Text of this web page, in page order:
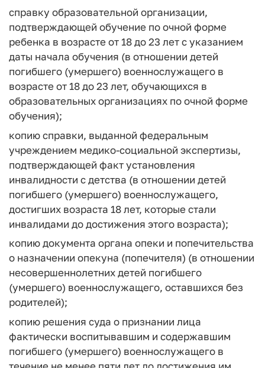
справку образовательной организации,
подтверждающей обучение по очной форме
ребенка в возрасте от 18 до 23 лет с указанием
даты начала обучения (в отношении детей
погибшего (умершего) военнослужащего в
возрасте от 18 до 23 лет, обучающихся в
образовательных организациях по очной форме
обучения);
копию справки, выданной федеральным
учреждением медико-социальной экспертизы,
подтверждающей факт установления
инвалидности с детства (в отношении детей
погибшего (умершего) военнослужащего,
достигших возраста 18 лет, которые стали
инвалидами до достижения этого возраста);
копию документа органа опеки и попечительства
о назначении опекуна (попечителя) (в отношении
несовершеннолетних детей погибшего
(умершего) военнослужащего, оставшихся без
родителей);
копию решения суда о признании лица
фактически воспитывавшим и содержавшим
погибшего (умершего) военнослужащего в